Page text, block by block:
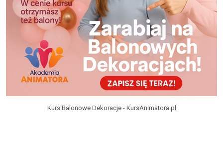
Kurs Balonowe Dekoracje - KursAnimatora.pl